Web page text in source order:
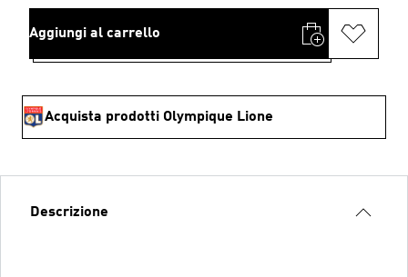
Aggiungi al carrello
Acquista prodotti Olympique Lione
Descrizione